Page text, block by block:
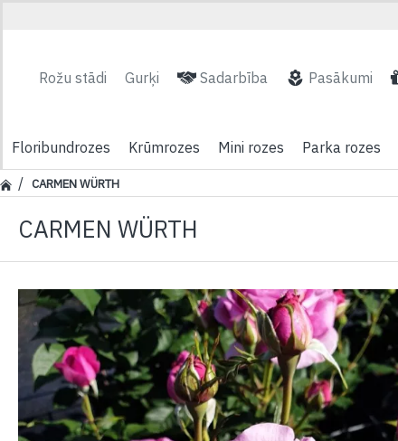
Rožu stādi Gurķi Sadarbība Pasākumi
Floribundrozes Krūmrozes Mini rozes Parka rozes
CARMEN WÜRTH
CARMEN WÜRTH